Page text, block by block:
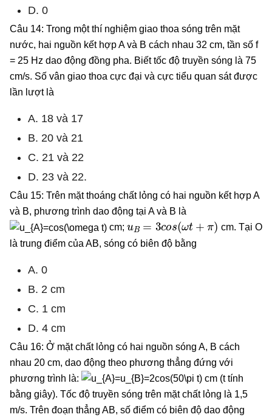
D. 0
Câu 14: Trong một thí nghiệm giao thoa sóng trên mặt
nước, hai nguồn kết hợp A và B cách nhau 32 cm, tần số f
= 25 Hz dao động đồng pha. Biết tốc độ truyền sóng là 75
cm/s. Số vân giao thoa cực đại và cực tiểu quan sát được
lần lượt là
A. 18 và 17
B. 20 và 21
C. 21 và 22
D. 23 và 22.
Câu 15: Trên mặt thoáng chất lỏng có hai nguồn kết hợp A
và B, phương trình dao động tại A và B là
cm;
u c ω +
cm. Tại O
là trung điểm của AB, sóng có biên độ bằng
A. 0
B. 2 cm
C. 1 cm
D. 4 cm
Câu 16: Ở mặt chất lỏng có hai nguồn sóng A, B cách
nhau 20 cm, dao động theo phương thẳng đứng với
phương trình là:
cm (t tính
bằng giây). Tốc độ truyền sóng trên mặt chất lỏng là 1,5
m/s. Trên đoạn thẳng AB, số điểm có biên độ dao động